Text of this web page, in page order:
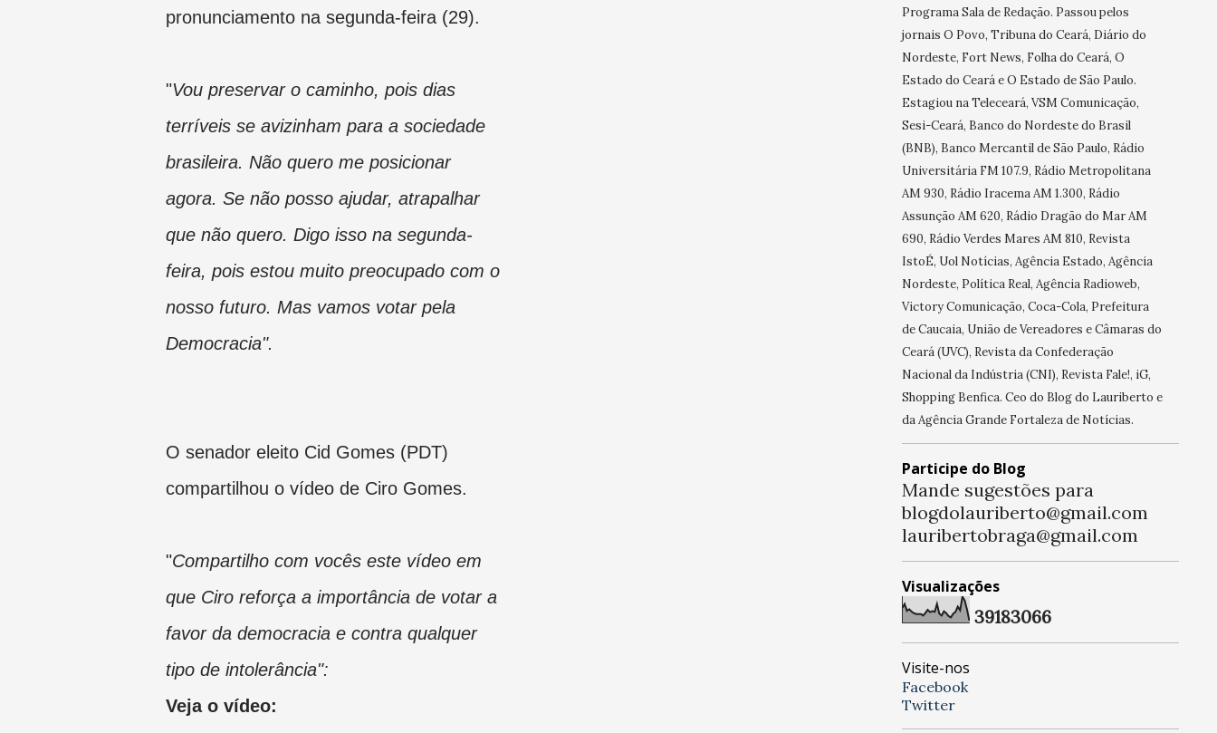
pronunciamento na segunda-feira (29).
"Vou preservar o caminho, pois dias
terríveis se avizinham para a sociedade
brasileira. Não quero me posicionar
agora. Se não posso ajudar, atrapalhar
que não quero. Digo isso na segunda-
feira, pois estou muito preocupado com o
nosso futuro. Mas vamos votar pela
Democracia".
O senador eleito Cid Gomes (PDT)
compartilhou o vídeo de Ciro Gomes.
"Compartilho com vocês este vídeo em
que Ciro reforça a importância de votar a
favor da democracia e contra qualquer
tipo de intolerância":
Veja o vídeo:
Programa Sala de Redação. Passou pelos
jornais O Povo, Tribuna do Ceará, Diário do
Nordeste, Fort News, Folha do Ceará, O
Estado do Ceará e O Estado de São Paulo.
Estagiou na Teleceará, VSM Comunicação,
Sesi-Ceará, Banco do Nordeste do Brasil
(BNB), Banco Mercantil de São Paulo, Rádio
Universitária FM 107.9, Rádio Metropolitana
AM 930, Rádio Iracema AM 1.300, Rádio
Assunção AM 620, Rádio Dragão do Mar AM
690, Rádio Verdes Mares AM 810, Revista
IstoÉ, Uol Notícias, Agência Estado, Agência
Nordeste, Política Real, Agência Radioweb,
Victory Comunicação, Coca-Cola, Prefeitura
de Caucaia, União de Vereadores e Câmaras do
Ceará (UVC), Revista da Confederação
Nacional da Indústria (CNI), Revista Fale!, iG,
Shopping Benfica. Ceo do Blog do Lauriberto e
da Agência Grande Fortaleza de Notícias.
Participe do Blog
Mande sugestões para
blogdolauriberto@gmail.com
lauribertobraga@gmail.com
Visualizações
39183066
Visite-nos
Facebook
Twitter